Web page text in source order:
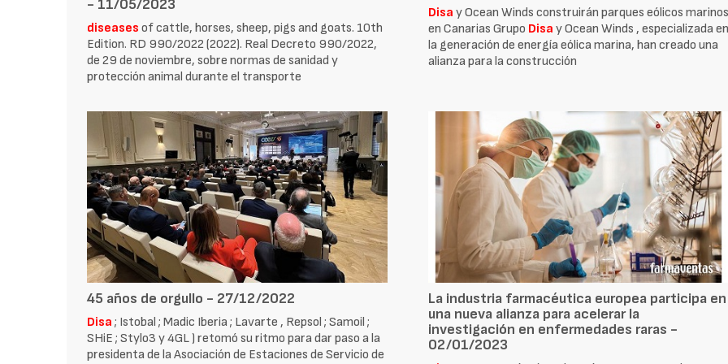
- 11/05/2023
diseases of cattle, horses, sheep, pigs and goats. 10th
Edition. RD 990/2022 (2022). Real Decreto 990/2022,
de 29 de noviembre, sobre normas de sanidad y
protección animal durante el transporte
Disa y Ocean Winds construirán parques eólicos
en Canarias Grupo Disa y Ocean Winds , especializada
la generación de energía eólica marina, han creado una
alianza para la construcción
45 años de orgullo - 27/12/2022
Disa ; Istobal ; Madic Iberia ; Lavarte , Repsol ; Samoil ;
SHiE ; Stylo3 y 4GL ) retomó su ritmo para dar paso a la
presidenta de la Asociación de Estaciones de Servicio de
La industria farmacéutica europea participa en
una nueva alianza para acelerar la
investigación en enfermedades raras -
02/01/2023